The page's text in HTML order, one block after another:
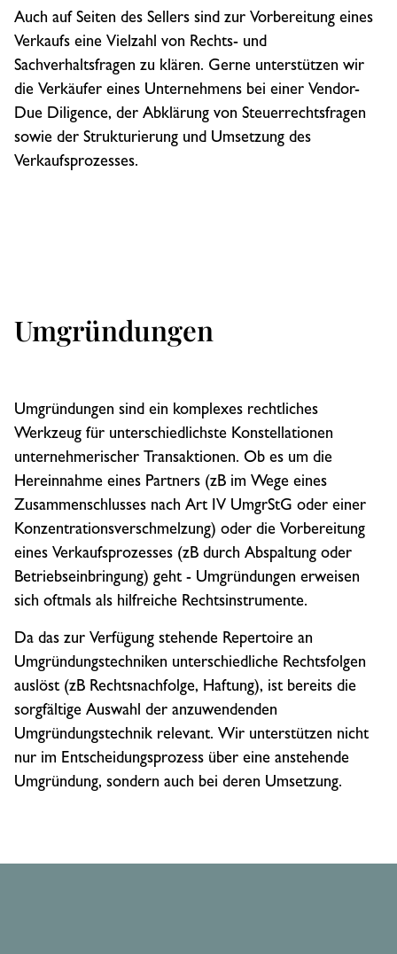
Auch auf Seiten des Sellers sind zur Vorbereitung eines
Verkaufs eine Vielzahl von Rechts- und
Sachverhaltsfragen zu klären. Gerne unterstützen wir
die Verkäufer eines Unternehmens bei einer Vendor-
Due Diligence, der Abklärung von Steuerrechtsfragen
sowie der Strukturierung und Umsetzung des
Verkaufsprozesses.
Umgründungen
Umgründungen sind ein komplexes rechtliches
Werkzeug für unterschiedlichste Konstellationen
unternehmerischer Transaktionen. Ob es um die
Hereinnahme eines Partners (zB im Wege eines
Zusammenschlusses nach Art IV UmgrStG oder einer
Konzentrationsverschmelzung) oder die Vorbereitung
eines Verkaufsprozesses (zB durch Abspaltung oder
Betriebseinbringung) geht - Umgründungen erweisen
sich oftmals als hilfreiche Rechtsinstrumente.
Da das zur Verfügung stehende Repertoire an
Umgründungstechniken unterschiedliche Rechtsfolgen
auslöst (zB Rechtsnachfolge, Haftung), ist bereits die
sorgfältige Auswahl der anzuwendenden
Umgründungstechnik relevant. Wir unterstützen nicht
nur im Entscheidungsprozess über eine anstehende
Umgründung, sondern auch bei deren Umsetzung.